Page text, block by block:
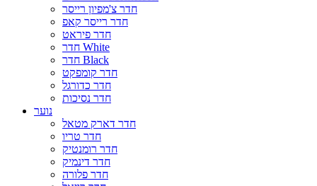
חדר צ'מפיון רייסר
חדר רייסר קאפ
חדר פיראט
חדר White
חדר Black
חדר קומפקט
חדר כדורגל
חדר נסיכות
נוער
חדר דארק מטאל
חדר טריו
חדר רומנטיק
חדר דינמיק
חדר פלורה